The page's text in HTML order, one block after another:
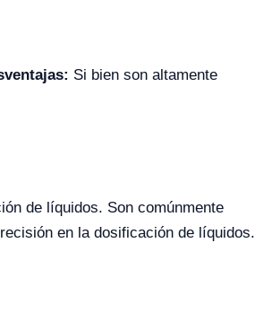
Si bien son altamente
de líquidos. Son comúnmente
en la dosificación de líquidos.